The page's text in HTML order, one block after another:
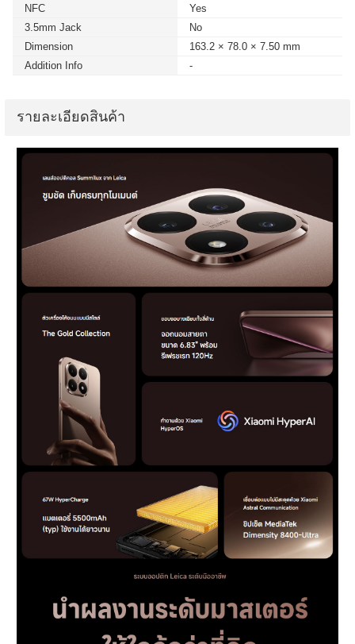
NFC
Yes
3.5mm Jack
No
Dimension
163.2 × 78.0 × 7.50 mm
Addition Info
-
รายละเอียดสินค้า